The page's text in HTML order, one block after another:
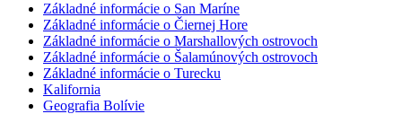
Základné informácie o San Maríne
Základné informácie o Čiernej Hore
Základné informácie o Marshallových ostrovoch
Základné informácie o Šalamúnových ostrovoch
Základné informácie o Turecku
Kalifornia
Geografia Bolívie